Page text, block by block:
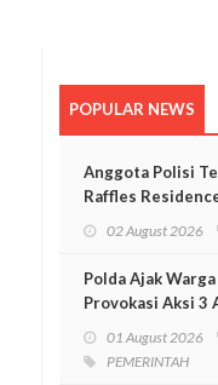
POPULAR NEWS
Anggota Polisi
Raffles
02 August 2026
Polda Ajak
Provokasi Aksi 3
01 August 2026
PEMERINTAH